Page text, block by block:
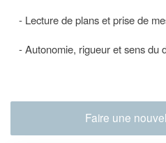
- Lecture de plans et prise de
- Autonomie, rigueur et sens du
Faire une